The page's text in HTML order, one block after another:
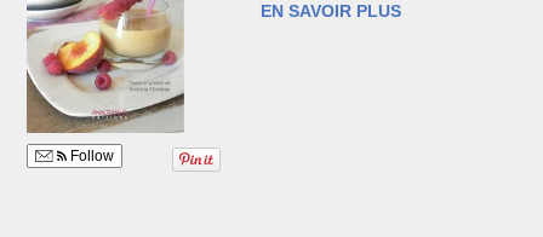
EN SAVOIR PLUS
Follow